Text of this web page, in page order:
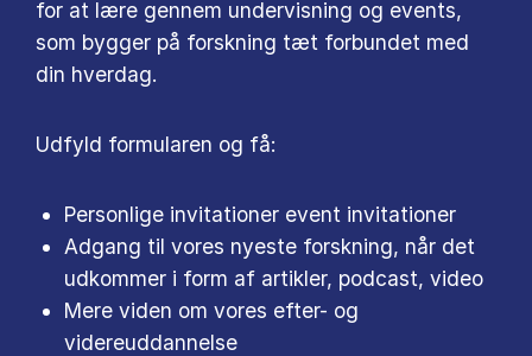
for at lære gennem undervisning og events,
som bygger på forskning tæt forbundet med
din hverdag.
Udfyld formularen og få:
Personlige invitationer event invitationer
Adgang til vores nyeste forskning, når det
udkommer i form af artikler, podcast, video
Mere viden om vores efter- og
videreuddannelse